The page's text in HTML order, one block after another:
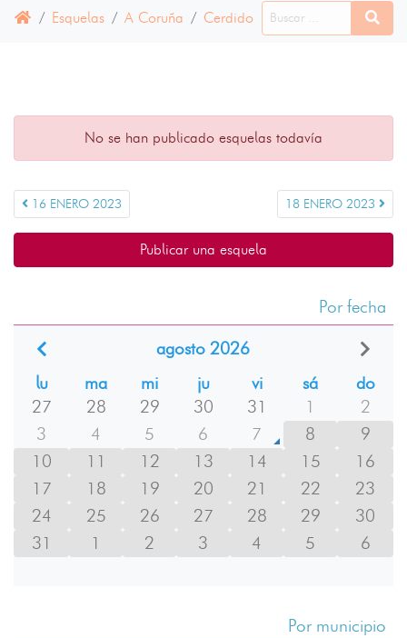
Esquelas A Coruña Cerdido 17 ENERO 2023
No se han publicado esquelas todavía
16 ENERO 2023 18 ENERO 2023
Publicar una esquela
Por fecha
agosto 2026
lu
ma mi ju vi sá
do
27
28 29 30 31 1
2
3
4 5 6 7 8
9
10
11 12 13 14 15
16
17
18 19 20 21 22
23
24
25 26 27 28 29
30
31
1 2 3 4 5 6
Por municipio